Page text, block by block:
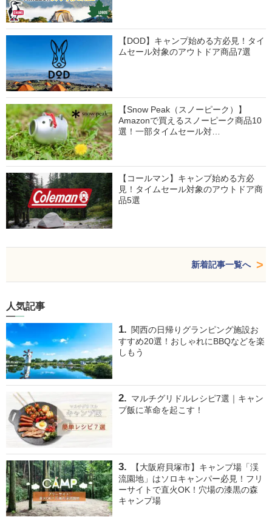
【DOD】キャンプ始める方必見！タイ
ムセール対象のアウトドア商品7選
【Snow Peak（スノーピーク）】
Amazonで買えるスノーピーク商品10
選！一部タイムセール対…
【コールマン】キャンプ始める方必
見！タイムセール対象のアウトドア商
品5選
新着記事一覧へ
人気記事
関西の日帰りグランピング施設お
すすめ20選！おしゃれにBBQなどを楽
しもう
マルチグリドルレシピ7選｜キャン
プ飯に革命を起こす！
【大阪府貝塚市】キャンプ場「渓
流園地」はソロキャンパー必見！フリ
ーサイトで直火OK！穴場の漆黒の森
キャンプ場